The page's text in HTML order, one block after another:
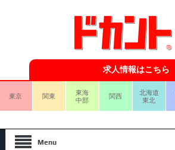
求人情報はこちら
東京 関東
東海
中部
関西
北海道
東北
Menu